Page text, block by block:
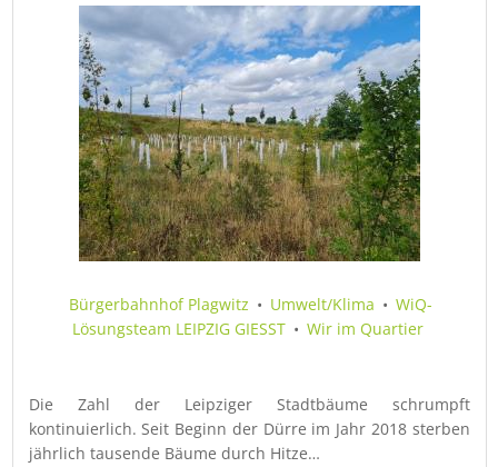
Bürgerbahnhof Plagwitz • Umwelt/Klima • WiQ-
Lösungsteam LEIPZIG GIESST • Wir im Quartier
Die Zahl der Leipziger Stadtbäume schrumpft
kontinuierlich. Seit Beginn der Dürre im Jahr 2018 sterben
jährlich tausende Bäume durch Hitze…